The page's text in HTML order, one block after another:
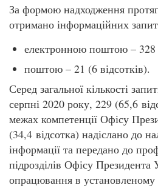
За формою надходження
отримано інформаційних
електронною поштою – 328
поштою – 21 (6 відсотків).
Серед загальної кількості
серпні 2020 року, 229 (65,6
межах компетенції Офісу
(34,4 відсотка) надіслано до
інформації та передано до
підрозділів Офісу Президента
опрацювання в установленому